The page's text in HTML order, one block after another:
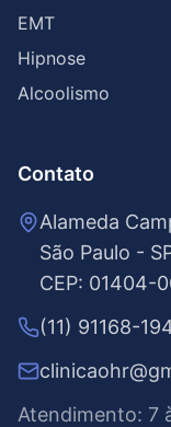
EMT
Hipnose
Alcoolismo
Contato
Alameda
São Paulo -
CEP: 01404-
(11) 91168-
Atendimento: 7